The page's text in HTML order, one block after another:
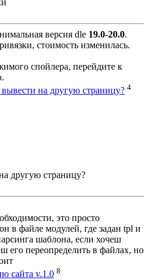
версия dle 19.0-20.0.
стоимость изменилась.
спойлера, перейдите к
на другую страницу? 4
другую страницу?
это просто
в файле модулей, где задан tpl и
шаблона, если хочеш
его переопределить в файлах, но
сайта v.1.0 8